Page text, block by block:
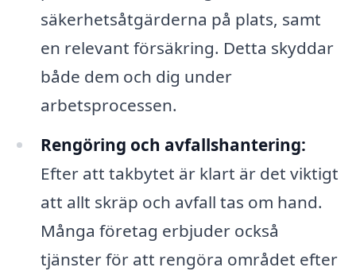
säkerhetsåtgärderna på plats, samt
en relevant försäkring. Detta skyddar
både dem och dig under
arbetsprocessen.
Rengöring och avfallshantering:
Efter att takbytet är klart är det viktigt
att allt skräp och avfall tas om hand.
Många företag erbjuder också
tjänster för att rengöra området efter